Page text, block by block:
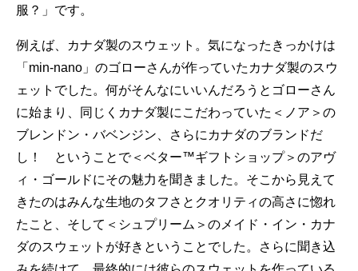
服？」です。
例えば、カナダ製のスウェット。気になったきっかけは
「min-nano」のゴローさんが作っていたカナダ製のスウ
ェットでした。何がそんなにいいんだろうとゴローさん
に始まり、同じくカナダ製にこだわっていた＜ノア＞の
ブレンドン・バベンジン、さらにカナダのブランドだ
し！ ということで＜ベター™ギフトショップ＞のアヴ
ィ・ゴールドにその魅力を聞きました。そこから見えて
きたのはみんな生地のタフさとクオリティの高さに惚れ
たこと、そして＜シュプリーム＞のメイド・イン・カナ
ダのスウェットが好きということでした。さらに聞き込